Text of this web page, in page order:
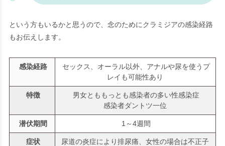
という方もいるかと思うので、念のためにクラミジアの感染経路
もお伝えします。
感染経路
セックス、オーラル以外、アナルや尿を使うプ
レイも可能性あり
特徴
男女とももっとも感染者の多い性感染症
感染者ダントツ一位
潜伏期間 1～4週間
症状
尿道の炎症により排尿痛、女性の場合は不正子